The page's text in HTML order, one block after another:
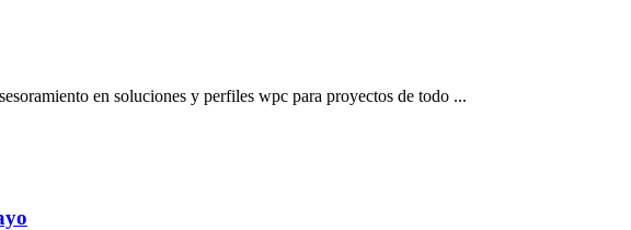
en soluciones y perfiles wpc para proyectos de todo ...